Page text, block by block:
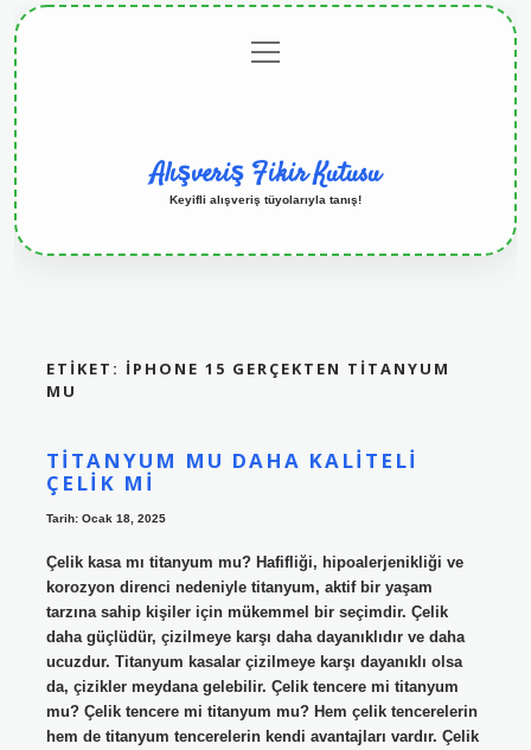
menüyü
aç
Alışveriş Fikir Kutusu
Keyifli alışveriş tüyolarıyla tanış!
ETIKET: IPHONE 15 GERÇEKTEN TITANYUM
MU
TITANYUM MU DAHA KALITELI
ÇELIK MI
Tarih: Ocak 18, 2025
Çelik kasa mı titanyum mu? Hafifliği, hipoalerjenikliği ve
korozyon direnci nedeniyle titanyum, aktif bir yaşam
tarzına sahip kişiler için mükemmel bir seçimdir. Çelik
daha güçlüdür, çizilmeye karşı daha dayanıklıdır ve daha
ucuzdur. Titanyum kasalar çizilmeye karşı dayanıklı olsa
da, çizikler meydana gelebilir. Çelik tencere mi titanyum
mu? Çelik tencere mi titanyum mu? Hem çelik tencerelerin
hem de titanyum tencerelerin kendi avantajları vardır. Çelik